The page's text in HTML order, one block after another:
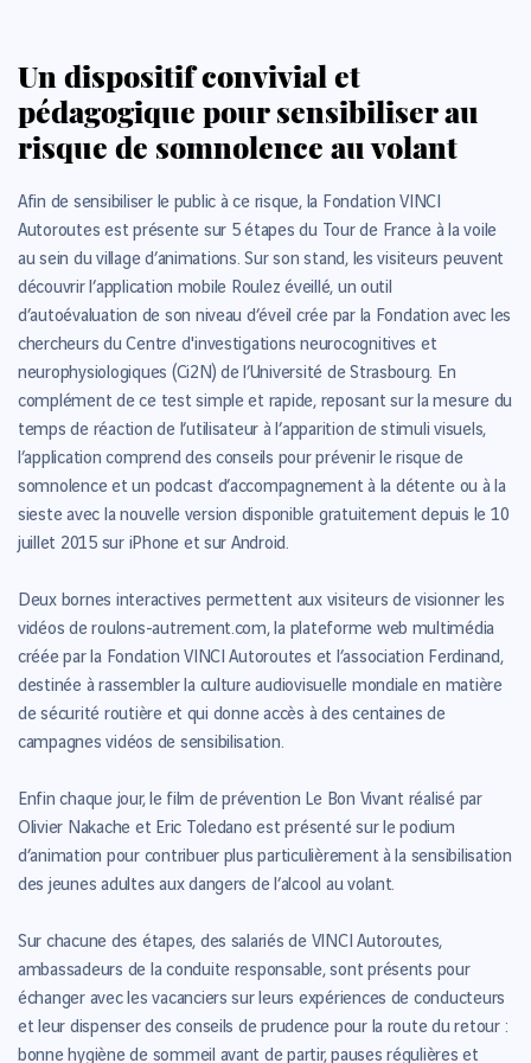
Un dispositif convivial et
pédagogique pour sensibiliser au
risque de somnolence au volant
Afin de sensibiliser le public à ce risque, la Fondation VINCI
Autoroutes est présente sur 5 étapes du Tour de France à la voile
au sein du village d’animations. Sur son stand, les visiteurs peuvent
découvrir l’application mobile Roulez éveillé, un outil
d’autoévaluation de son niveau d’éveil crée par la Fondation avec les
chercheurs du Centre d'investigations neurocognitives et
neurophysiologiques (Ci2N) de l’Université de Strasbourg. En
complément de ce test simple et rapide, reposant sur la mesure du
temps de réaction de l’utilisateur à l’apparition de stimuli visuels,
l’application comprend des conseils pour prévenir le risque de
somnolence et un podcast d’accompagnement à la détente ou à la
sieste avec la nouvelle version disponible gratuitement depuis le 10
juillet 2015 sur iPhone et sur Android.
Deux bornes interactives permettent aux visiteurs de visionner les
vidéos de roulons-autrement.com, la plateforme web multimédia
créée par la Fondation VINCI Autoroutes et l’association Ferdinand,
destinée à rassembler la culture audiovisuelle mondiale en matière
de sécurité routière et qui donne accès à des centaines de
campagnes vidéos de sensibilisation.
Enfin chaque jour, le film de prévention Le Bon Vivant réalisé par
Olivier Nakache et Eric Toledano est présenté sur le podium
d’animation pour contribuer plus particulièrement à la sensibilisation
des jeunes adultes aux dangers de l’alcool au volant.
Sur chacune des étapes, des salariés de VINCI Autoroutes,
ambassadeurs de la conduite responsable, sont présents pour
échanger avec les vacanciers sur leurs expériences de conducteurs
et leur dispenser des conseils de prudence pour la route du retour :
bonne hygiène de sommeil avant de partir, pauses régulières et